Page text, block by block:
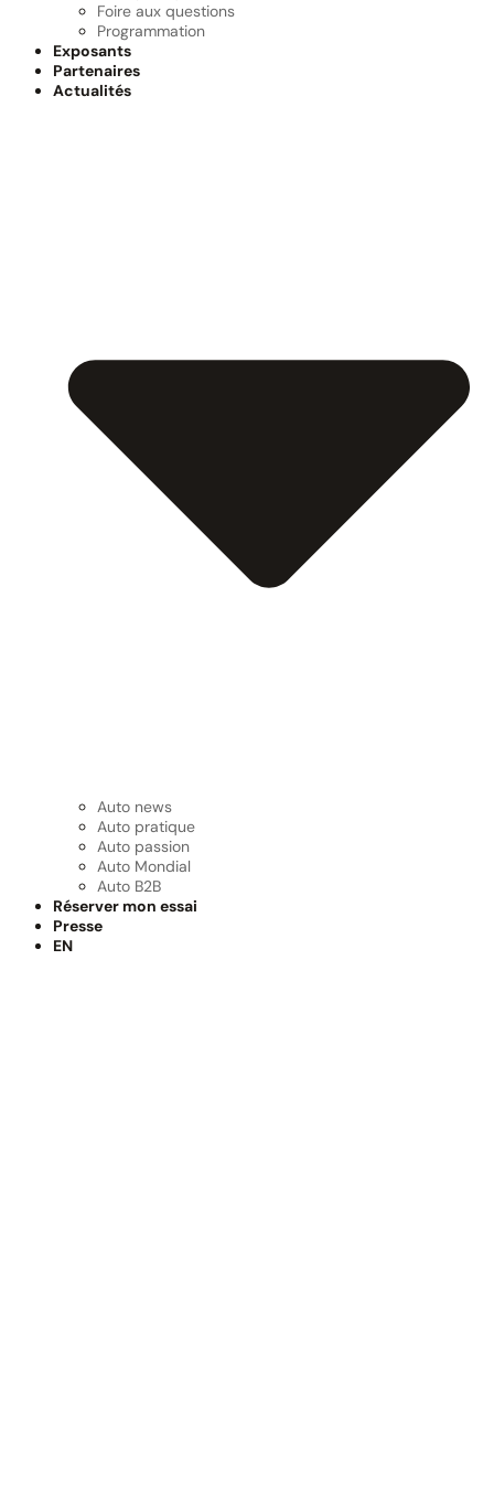
Foire aux questions
Programmation
Exposants
Partenaires
Actualités
Auto news
Auto pratique
Auto passion
Auto Mondial
Auto B2B
Réserver mon essai
Presse
EN